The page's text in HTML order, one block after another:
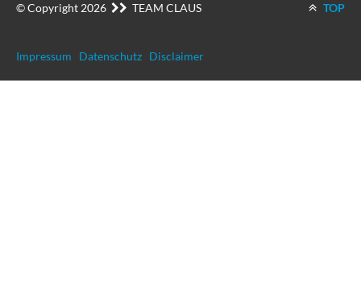
© Copyright 2026 TEAM CLAUS TOP
Impressum Datenschutz Disclaimer